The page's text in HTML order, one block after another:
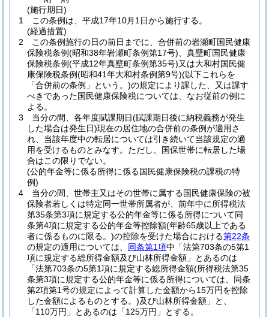
(施行期日)
1
この条例は、平成17年10月1日から施行する。
(経過措置)
2
この条例施行の日の前日までに、合併前の岩瀬町国民健康
保険税条例(昭和38年岩瀬町条例第17号) 、真壁町国民健康
保険税条例(平成12年真壁町条例第35号)又は大和村国民健
康保険税条例(昭和41年大和村条例第9号)(以下これらを
「合併前の条例」という。)の規定により課した、又は課す
べきであった国民健康保険税については、なお従前の例に
よる。
3
当分の間、各年度賦課期日(賦課期日後に納税義務が発生
した場合は発生日)現在の居住地の合併前の条例が適用さ
れ、当該年度中の転居については引き続いて当該規定の適
用を受けるものとみなす。 ただし、国保世帯に転居した場
合はこの限りでない。
(公的年金等に係る所得に係る国民健康保険税の課税の特
例)
4
当分の間、世帯主又はその世帯に属する国民健康保険の被
保険者若しくは特定同一世帯所属者が、前年中に所得税法
第35条第3項に規定する公的年金等に係る所得について同
条第4項に規定する公的年金等控除額(年齢65歳以上である
者に係るものに限る。)の控除を受けた場合における第22条
の規定の適用については、 同条第1項中「法第703条の5第1
項に規定する総所得金額及び山林所得金額」とあるのは
「法第703条の5第1項に規定する総所得金額(所得税法第35
条第3項に規定する公的年金等に係る所得については、同条
第2項第1号の規定によって計算した金額から15万円を控除
した金額によるものとする。)及び山林所得金額」と、
「110万円」とあるのは「125万円」とする。